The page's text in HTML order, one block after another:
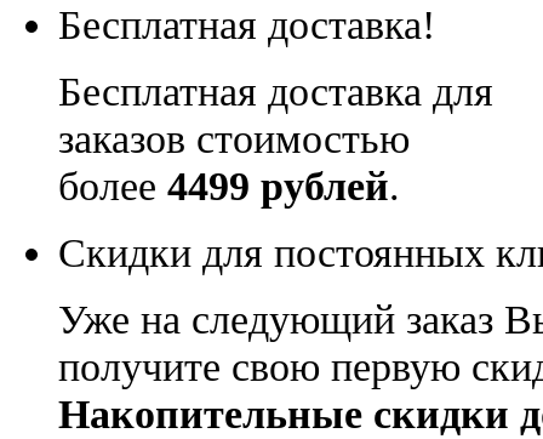
Бесплатная доставка!
Бесплатная доставка для
заказов стоимостью
более 4499 рублей.
Скидки для постоянных
Уже на следующий заказ
получите свою первую
Накопительные скидки